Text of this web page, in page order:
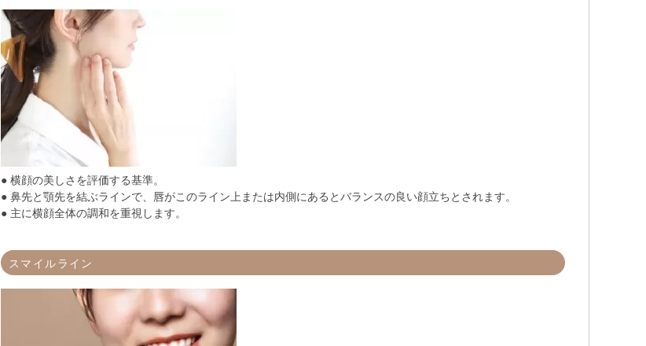
● 横顔の美しさを評価する基準。
● 鼻先と顎先を結ぶラインで、唇がこのライン上または内側にあるとバランスの良い顔立ちとされます。
● 主に横顔全体の調和を重視します。
スマイルライン